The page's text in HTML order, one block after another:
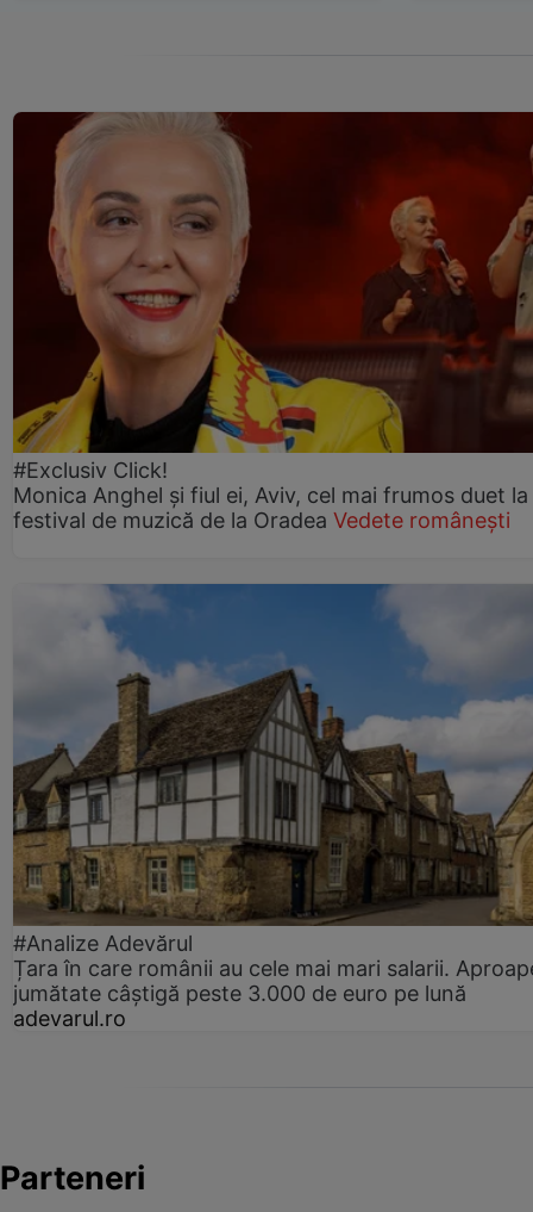
#Exclusiv Click!
Monica Anghel și fiul ei, Aviv, cel mai frumos duet la
festival de muzică de la Oradea Vedete românești
#Analize Adevărul
Țara în care românii au cele mai mari salarii.
jumătate câștigă peste 3.000 de euro pe lună
adevarul.ro
Parteneri